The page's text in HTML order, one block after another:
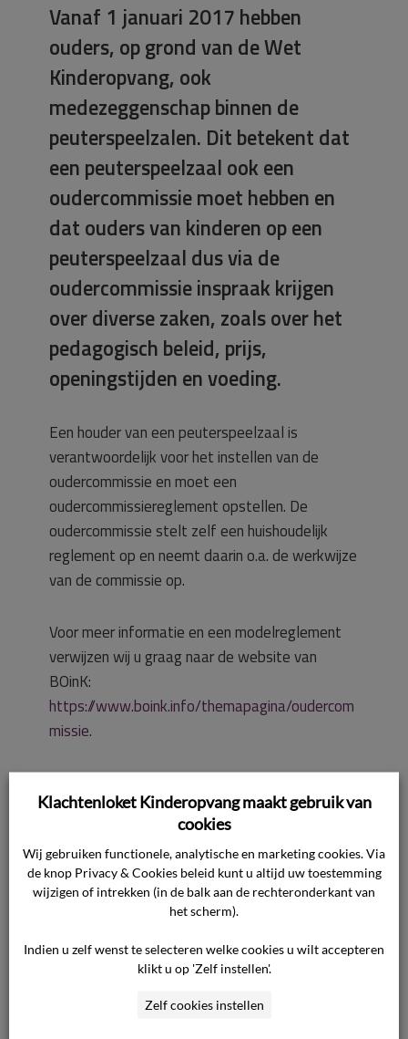
Vanaf 1 januari 2017 hebben
ouders, op grond van de Wet
Kinderopvang, ook
medezeggenschap binnen de
peuterspeelzalen. Dit betekent dat
een peuterspeelzaal ook een
oudercommissie moet hebben en
dat ouders van kinderen op een
peuterspeelzaal dus via de
oudercommissie inspraak krijgen
over diverse zaken, zoals over het
pedagogisch beleid, prijs,
openingstijden en voeding.
Een houder van een peuterspeelzaal is
verantwoordelijk voor het instellen van de
oudercommissie en moet een
oudercommissiereglement opstellen. De
oudercommissie stelt zelf een huishoudelijk
reglement op en neemt daarin o.a. de werkwijze
van de commissie op.
Voor meer informatie en een modelreglement
verwijzen wij u graag naar de website van
BOinK:
https://www.boink.info/themapagina/oudercom
missie.
op een locatie waar meerdere opvangsoorten
worden aangeboden?
Ja, als de verschillende opvangsoorten (bijv.:
dagopvang, bso en/of peuterspeelzaal) op
exact hetzelfde adres geregistreerd zijn in het
Peuterspeelzalen (LRKP), dan volstaat 1
oudercommissie op die locatie. Het is dan wel
aan te raden om alle opvangvormen
Klachtenloket Kinderopvang maakt gebruik van
cookies
Wij gebruiken functionele, analytische en marketing cookies. Via
de knop Privacy & Cookies beleid kunt u altijd uw toestemming
wijzigen of intrekken (in de balk aan de rechteronderkant van
het scherm).
Indien u zelf wenst te selecteren welke cookies u wilt accepteren
klikt u op 'Zelf instellen'.
Zelf cookies instellen